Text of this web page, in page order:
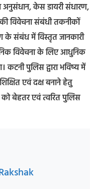
अनुसंधान, केस डायरी संधारण,
विवेचना संबंधी तकनीकों
के संबंध में विस्तृत जानकारी
विवेचना के लिए आधुनिक
पुलिस द्वारा भविष्य में
एवं दक्ष बनाने हेतु
बेहतर एवं त्वरित पुलिस